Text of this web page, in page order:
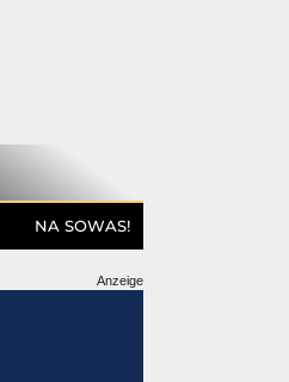
NA SOWAS!
Anzeige